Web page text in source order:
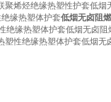
聚烯烃绝缘热塑性护套低
缘热塑体护套低烟无卤阻
绝缘热塑体护套低烟无卤
塑性绝缘热塑体护套低烟